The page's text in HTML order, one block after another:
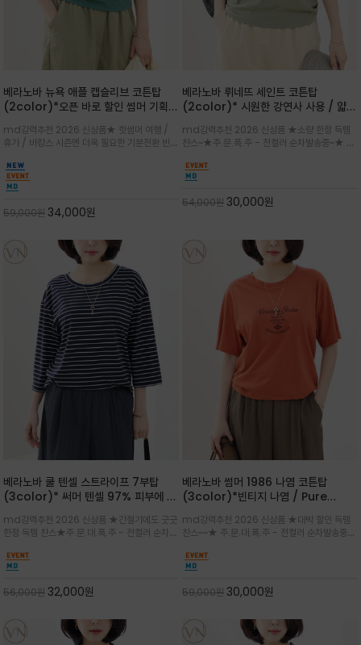
베라노바 뉴욕 애플 캡슬리브 코튼탑
(2color)*오픈 바로 할인 썸머 기획
★ 한정수량 제작 ★ 강연 코튼으로 빈
티지 프린트로 여름 하의와 모두 잘어울
리는 그래픽
md강력추천 2026 신상품★ 핫썸머 여행 /
휴가 / 바캉스 시즌엔 더욱 필요한 기분전환 빈티
부에 산뜻하게 닿는 프리미엄 /답답함 없는 라운
드 넥라인과 자연스럽게 어깨를 감싸는 캡슬리브
디자인이 팔 라인을 더욱 날씬
59,000원34,000원
베라노바 뤼네뜨 세인트 코튼탑
(2color)* 시원한 강연사 사용 / 얇고
피부에 잘 달라붙지 않아 통기성이 탁월
md강력추천 2026 신상품 ★소량 한정 득템
찬스~★주.문.폭.주 - 전컬러 순차발송중~★ 감
라인과 여유 있는 스탠다드 핏으로 부담 없이 착
용/과하지 않은 프린트 디테일이 룩에 세련된 위
트를 더해 데일리 룩에 포인트
54,000원30,000원
베라노바 쿨 텐셀 스트라이프 7부탑
(3color)* 써머 텐셀 97% 피부에 닿
소재
md강력추천 2026 신상품 ★간절기에도 굿굿
한정 득템 찬스★주.문.대.폭.주 - 전컬러 순차발
있는 드롭숄더와 7부 소매가 더해져 팔 라인을
자연스럽게 커버해주는 아이템/얇고 가벼운 터
치감으로 편안
56,000원32,000원
베라노바 썸머 1986 나염 코튼탑
(3color)*빈티지 나염 / Pure
어도 룩에 감도가 살아나는 베라노바 스
튜디오 티셔츠
md강력추천 2026 신상품 ★대박 할인 득템
찬스~~★ 주.문.대.폭.주 - 전컬러 순차발송중
유 있는 핏과 경쾌한 기장감이 자연스럽게 체형
을 커버/빈티지한 레터링 프린트가 은근한 포인
트가 되어 데님이나 린넨 팬츠와 감
59,000원30,000원